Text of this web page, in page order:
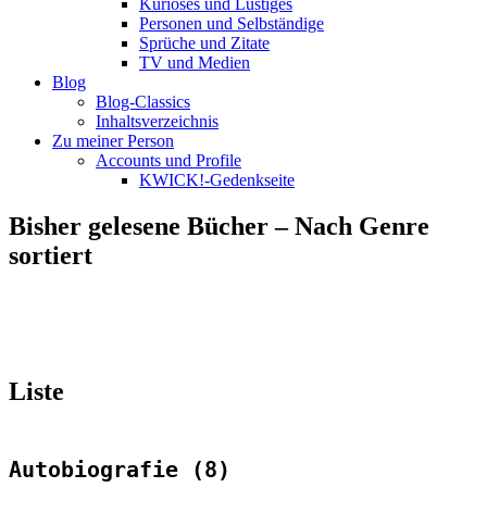
Kurioses und Lustiges
Personen und Selbständige
Sprüche und Zitate
TV und Medien
Blog
Blog-Classics
Inhaltsverzeichnis
Zu meiner Person
Accounts und Profile
KWICK!-Gedenkseite
Bisher gelesene Bücher – Nach Genre
sortiert
Liste
Autobiografie (8)